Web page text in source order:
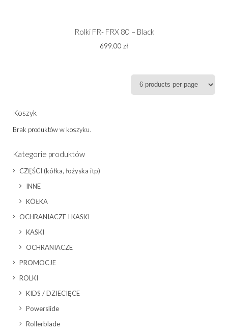
Rolki FR- FRX 80 – Black
699.00 zł
Koszyk
Brak produktów w koszyku.
Kategorie produktów
CZĘŚCI (kółka, łożyska itp)
INNE
KÓŁKA
OCHRANIACZE I KASKI
KASKI
OCHRANIACZE
PROMOCJE
ROLKI
KIDS / DZIECIĘCE
Powerslide
Rollerblade